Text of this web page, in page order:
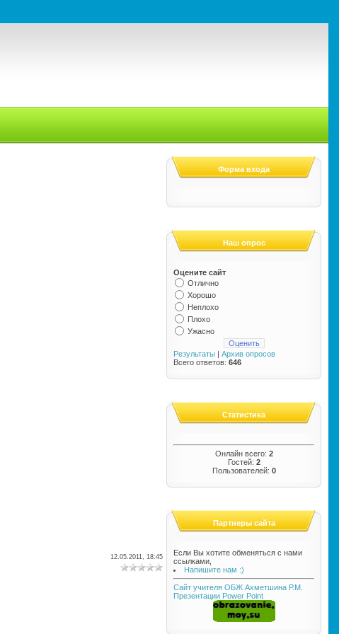
12.05.2011, 18:45
Форма входа
Наш опрос
Оцените сайт
Отлично
Хорошо
Неплохо
Плохо
Ужасно
Результаты | Архив опросов
Всего ответов: 646
Статистика
Онлайн всего: 2
Гостей: 2
Пользователей: 0
Партнеры сайта
Если Вы хотите обменяться с нами
ссылками,
Напишите нам :)
Сайт учителя ОБЖ Ахметшина Р.М.
Презентации Power Point